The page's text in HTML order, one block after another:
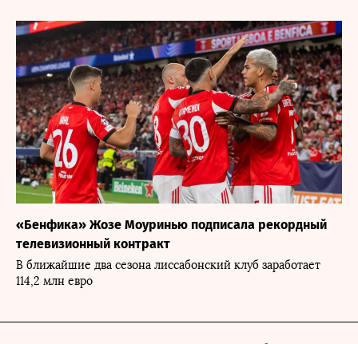
«Бенфика» Жозе Моуринью подписала рекордный
телевизионный контракт
В ближайшие два сезона лиссабонский клуб заработает
114,2 млн евро